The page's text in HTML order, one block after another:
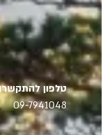
טלפון
09-7941048